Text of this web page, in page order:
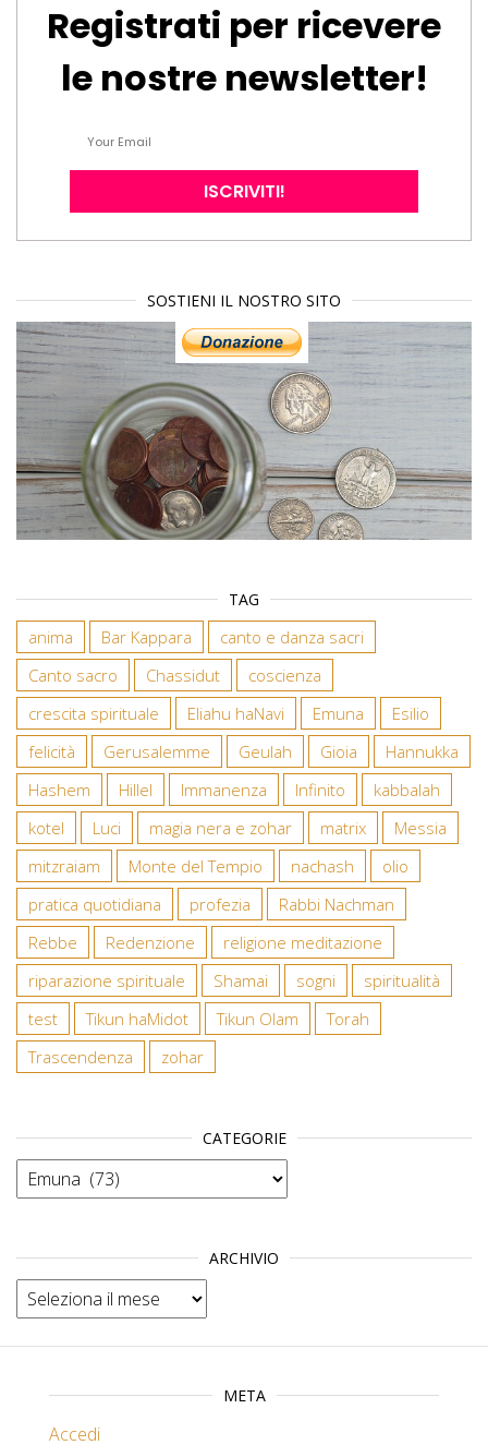
Registrati per ricevere
le nostre newsletter!
SOSTIENI IL NOSTRO SITO
TAG
anima Bar Kappara
canto e danza sacri
Canto sacro
Chassidut
coscienza
crescita spirituale
Eliahu haNavi Emuna
Esilio
felicità
Gerusalemme Geulah Gioia
Hannukka
Hashem
Hillel Immanenza Infinito
kabbalah
kotel
Luci magia nera e zohar matrix
Messia
mitzraiam
Monte del Tempio nachash
olio
pratica quotidiana
profezia
Rabbi Nachman
Rebbe
Redenzione
religione meditazione
riparazione spirituale
Shamai sogni
spiritualità
test
Tikun haMidot Tikun Olam
Torah
Trascendenza
zohar
CATEGORIE
Categorie
ARCHIVIO
Archivio
META
Accedi